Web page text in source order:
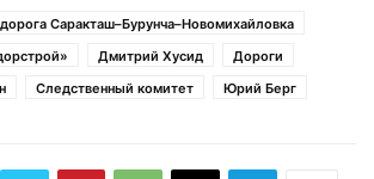
Саракташ–Бурунча–Новомихайловка
Дмитрий Хусид
Дороги
Следственный комитет Юрий Берг